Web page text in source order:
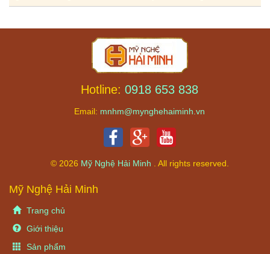
Hotline: 0918 653 838
Email: mnhm@mynghehaiminh.vn
© 2026 Mỹ Nghệ Hải Minh . All rights reserved.
Mỹ Nghệ Hải Minh
Trang chủ
Giới thiệu
Sản phẩm